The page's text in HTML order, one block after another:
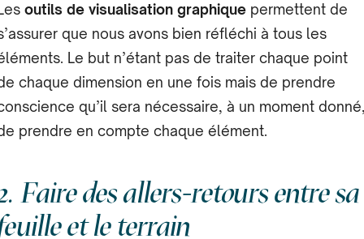
outils de visualisation graphique permettent de
que nous avons bien réfléchi à tous les
Le but n’étant pas de traiter chaque point
chaque dimension en une fois mais de prendre
qu’il sera nécessaire, à un moment
prendre en compte chaque élément.
Faire des allers-retours entre sa
et le terrain